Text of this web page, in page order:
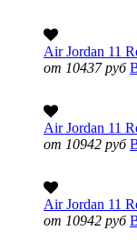
Air Jordan 11
от 10437 руб
Air Jordan 11
от 10942 руб
Air Jordan 11
от 10942 руб